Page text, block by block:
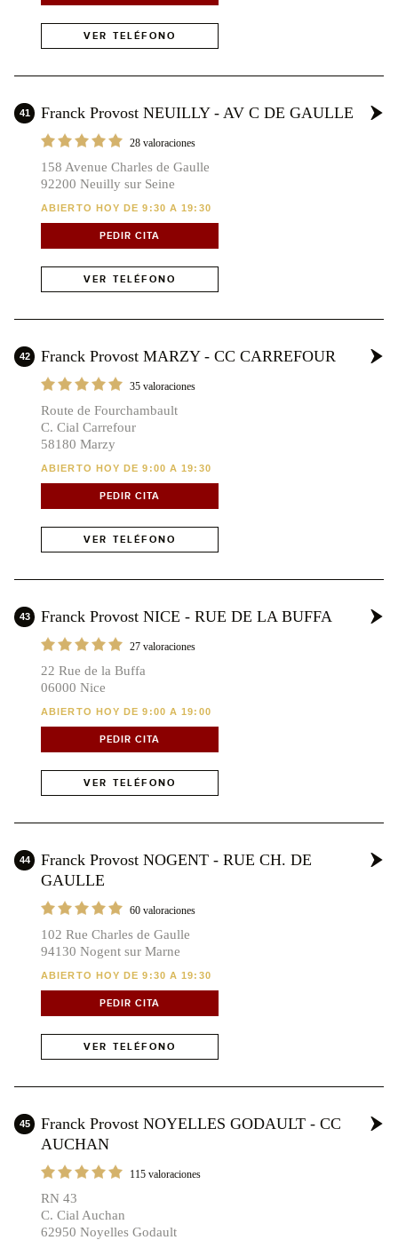
VER TELÉFONO
41 Franck Provost NEUILLY - AV C DE GAULLE
28 valoraciones
158 Avenue Charles de Gaulle
92200 Neuilly sur Seine
ABIERTO HOY DE 9:30 A 19:30
PEDIR CITA
VER TELÉFONO
42 Franck Provost MARZY - CC CARREFOUR
35 valoraciones
Route de Fourchambault
C. Cial Carrefour
58180 Marzy
ABIERTO HOY DE 9:00 A 19:30
PEDIR CITA
VER TELÉFONO
43 Franck Provost NICE - RUE DE LA BUFFA
27 valoraciones
22 Rue de la Buffa
06000 Nice
ABIERTO HOY DE 9:00 A 19:00
PEDIR CITA
VER TELÉFONO
44
Franck Provost NOGENT - RUE CH. DE
GAULLE
60 valoraciones
102 Rue Charles de Gaulle
94130 Nogent sur Marne
ABIERTO HOY DE 9:30 A 19:30
PEDIR CITA
VER TELÉFONO
45
Franck Provost NOYELLES GODAULT - CC
AUCHAN
115 valoraciones
RN 43
C. Cial Auchan
62950 Noyelles Godault